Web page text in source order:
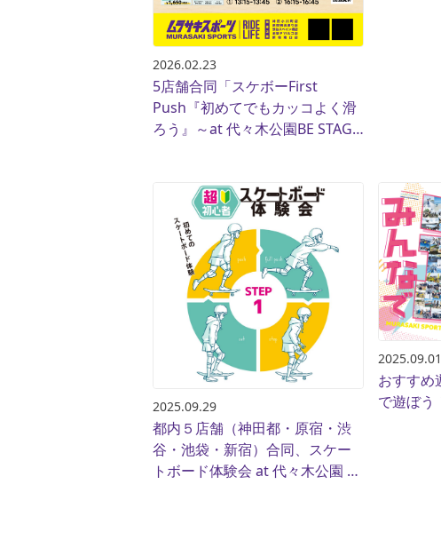
2026.02.23
5店舗合同「スケボーFirst
Push『初めてでもカッコよく滑
ろう』～at 代々木公園BE STAGE
2025.09.29
都内５店舗（神田都・原宿・渋
谷・池袋・新宿）合同、スケー
トボード体験会 at 代々木公園 BE
2025.09.01
おすすめ
で遊ぼう